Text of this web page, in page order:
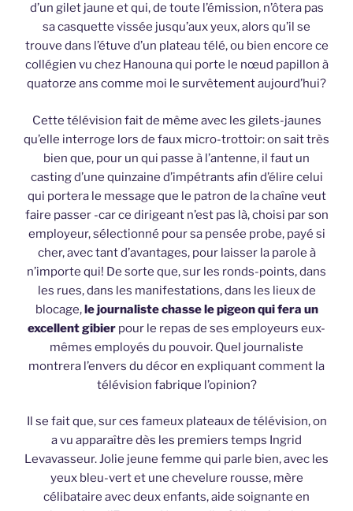
d’un gilet jaune et qui, de toute l’émission, n’ôtera pas
sa casquette vissée jusqu’aux yeux, alors qu’il se
trouve dans l’étuve d’un plateau télé, ou bien encore ce
collégien vu chez Hanouna qui porte le nœud papillon à
quatorze ans comme moi le survêtement aujourd’hui?
Cette télévision fait de même avec les gilets-jaunes
qu’elle interroge lors de faux micro-trottoir: on sait très
bien que, pour un qui passe à l’antenne, il faut un
casting d’une quinzaine d’impétrants afin d’élire celui
qui portera le message que le patron de la chaîne veut
faire passer -car ce dirigeant n’est pas là, choisi par son
employeur, sélectionné pour sa pensée probe, payé si
cher, avec tant d’avantages, pour laisser la parole à
n’importe qui! De sorte que, sur les ronds-points, dans
les rues, dans les manifestations, dans les lieux de
blocage,le journaliste chasse le pigeon qui fera un
excellent gibier pour le repas de ses employeurs eux-
mêmes employés du pouvoir. Quel journaliste
montrera l’envers du décor en expliquant comment la
télévision fabrique l’opinion?
Il se fait que, sur ces fameux plateaux de télévision, on
a vu apparaître dès les premiers temps Ingrid
Levavasseur. Jolie jeune femme qui parle bien, avec les
yeux bleu-vert et une chevelure rousse, mère
célibataire avec deux enfants, aide soignante en